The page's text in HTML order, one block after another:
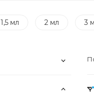
1,5 мл 2 мл 3